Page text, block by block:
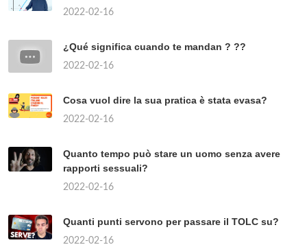
2022-02-16
¿Qué significa cuando te mandan ? ??
2022-02-16
Cosa vuol dire la sua pratica è stata evasa?
2022-02-16
Quanto tempo può stare un uomo senza avere
rapporti sessuali?
2022-02-16
Quanti punti servono per passare il TOLC su?
2022-02-16